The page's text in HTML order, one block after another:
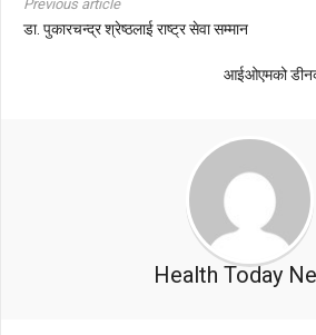
Previous article
डा. पुकारचन्द्र श्रेष्ठलाई राष्ट्र सेवा सम्मान
आईओएमको
Health Today